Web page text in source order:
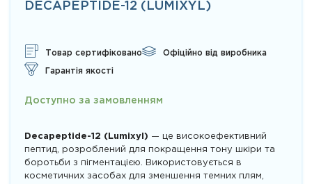
DECAPEPTIDE-12 (LUMIXYL)
Товар сертифіковано Офіційно від виробника
Гарантія якості
Доступно за замовленням
Decapeptide-12 (Lumixyl) — це високоефективний
пептид, розроблений для покращення тону шкіри та
боротьби з пігментацією. Використовується в
косметичних засобах для зменшення темних плям,